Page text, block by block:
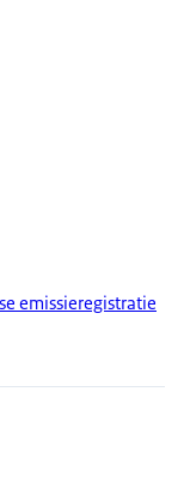
emissieregistratie